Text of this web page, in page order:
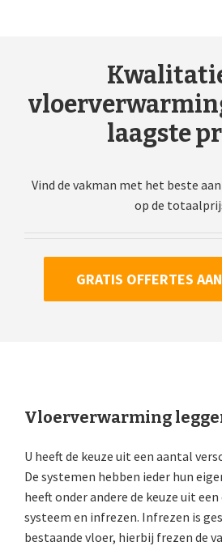
laagste
Vind de vakman met het beste
op de
GRATIS OFFERTES
Vloerverwarming
U heeft de keuze uit een aantal
De systemen hebben ieder hun
heeft onder andere de keuze uit
systeem en infrezen. Infrezen is
bestaande vloer, hierbij frezen de